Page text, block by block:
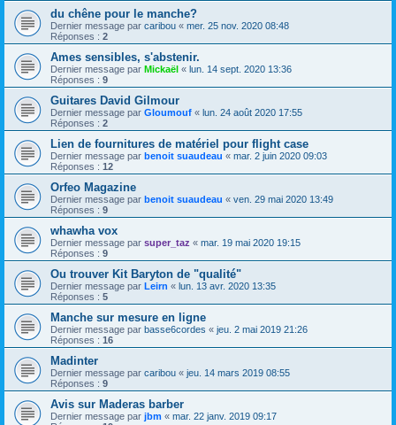
du chêne pour le manche?
Dernier message par caribou « mer. 25 nov. 2020 08:48
Réponses : 2
Ames sensibles, s'abstenir.
Dernier message par Mickaël « lun. 14 sept. 2020 13:36
Réponses : 9
Guitares David Gilmour
Dernier message par Gloumouf « lun. 24 août 2020 17:55
Réponses : 2
Lien de fournitures de matériel pour flight case
Dernier message par benoit suaudeau « mar. 2 juin 2020 09:03
Réponses : 12
Orfeo Magazine
Dernier message par benoit suaudeau « ven. 29 mai 2020 13:49
Réponses : 9
whawha vox
Dernier message par super_taz « mar. 19 mai 2020 19:15
Réponses : 9
Ou trouver Kit Baryton de "qualité"
Dernier message par Leirn « lun. 13 avr. 2020 13:35
Réponses : 5
Manche sur mesure en ligne
Dernier message par basse6cordes « jeu. 2 mai 2019 21:26
Réponses : 16
Madinter
Dernier message par caribou « jeu. 14 mars 2019 08:55
Réponses : 9
Avis sur Maderas barber
Dernier message par jbm « mar. 22 janv. 2019 09:17